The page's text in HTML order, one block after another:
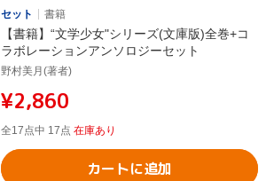
セット 書籍
【書籍】“文学少女"シリーズ(文庫版)全巻+コ
ラボレーションアンソロジーセット
野村美月(著者)
¥2,860
全17点中 17点 在庫あり
カートに追加